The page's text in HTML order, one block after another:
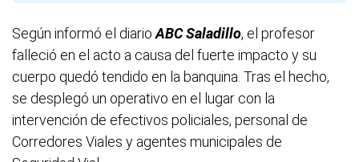
Según informó el diarioABC Saladillo, el profesor
falleció en el acto a causa del fuerte impacto y su
cuerpo quedó tendido en la banquina. Tras el hecho,
se desplegó un operativo en el lugar con la
intervención de efectivos policiales, personal de
Corredores Viales y agentes municipales de